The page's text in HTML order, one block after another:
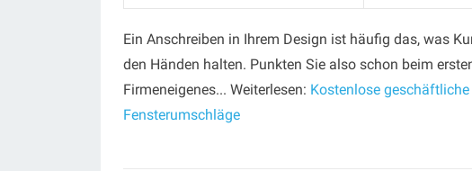
Ein Anschreiben in Ihrem Design ist häufig das, was
den Händen halten. Punkten Sie also schon beim
Firmeneigenes... Weiterlesen: Kostenlose
Fensterumschläge